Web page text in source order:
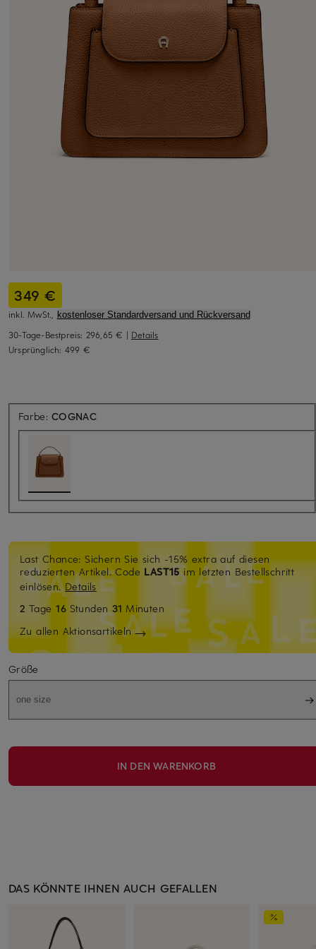
349 €
inkl. MwSt., kostenloser Standardversand und Rückversand
30-Tage-Bestpreis: 296,65 € | Details
Ursprünglich: 499 €
Farbe:COGNAC
Last Chance: Sichern Sie sich -15% extra auf diesen
reduzierten Artikel. Code LAST15im letzten Bestellschritt
einlösen.Details
2 Tage16 Stunden 31 Minuten
Zu allen Aktionsartikeln
Größe
one size
IN DEN WARENKORB
DAS KÖNNTE IHNEN AUCH GEFALLEN